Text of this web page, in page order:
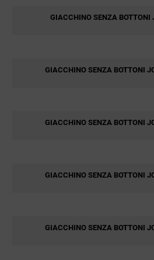
GIACCHINO SENZA BOTTONI
GIACCHINO SENZA BOTTONI
GIACCHINO SENZA BOTTONI
GIACCHINO SENZA BOTTONI
GIACCHINO SENZA BOTTONI